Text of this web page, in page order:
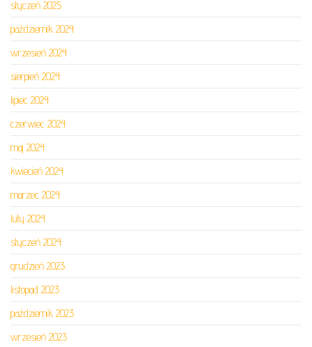
styczeń 2025
październik 2024
wrzesień 2024
sierpień 2024
lipiec 2024
czerwiec 2024
maj 2024
kwiecień 2024
marzec 2024
luty 2024
styczeń 2024
grudzień 2023
listopad 2023
październik 2023
wrzesień 2023